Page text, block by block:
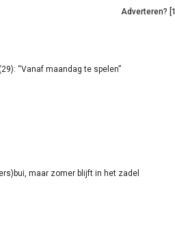
Adverteren? [1]
“Vanaf maandag te spelen”
maar zomer blijft in het zadel